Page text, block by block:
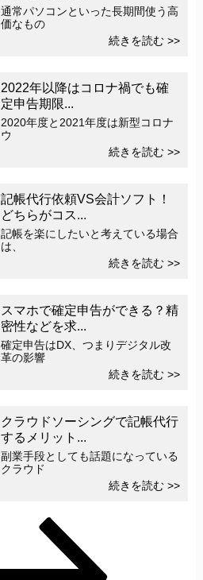
通常パソコンといった長期間使う高
価なもの
続きを読む >>
2022年以降はコロナ禍でも確
定申告期限...
2020年度と2021年度は新型コロナ
ウ
続きを読む >>
記帳代行依頼VS会計ソフト！
どちらがコス...
記帳を楽にしたいと考えている場合
は、
続きを読む >>
スマホで確定申告ができる？精
密性などを求...
確定申告はDX、つまりデジタル改
革の影響
続きを読む >>
クラウドソーシングで記帳代行
するメリット...
副業手段としても話題になっている
クラウド
続きを読む >>